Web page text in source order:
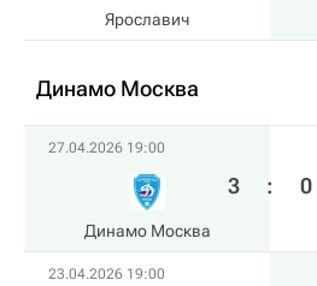
Ярославич
Динамо Москва
27.04.2026 19:00
Динамо Москва
3 : 0
23.04.2026 19:00